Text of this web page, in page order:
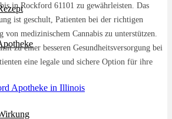
in Rockford 61101 zu gewährleisten. Das
ist geschult, Patienten bei der richtigen
von medizinischem Cannabis zu unterstützen.
zu einer besseren Gesundheitsversorgung bei
eine legale und sichere Option für ihre
Apotheke in Illinois